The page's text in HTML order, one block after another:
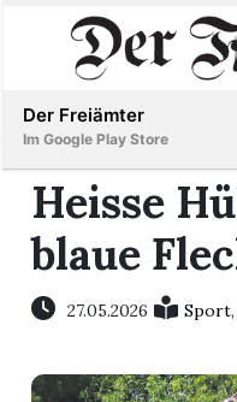
Immobilien
Veranstaltungen
Stellen
Inserieren
Heisse
blaue
27.05.2026 Sport
Der Freiämter
Im Google Play Store